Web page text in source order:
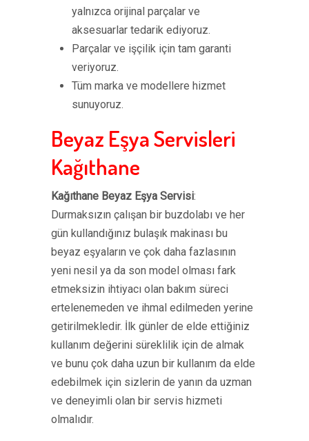
yalnızca orijinal parçalar ve
aksesuarlar tedarik ediyoruz.
Parçalar ve işçilik için tam garanti
veriyoruz.
Tüm marka ve modellere hizmet
sunuyoruz.
Beyaz Eşya Servisleri
Kağıthane
Kağıthane Beyaz Eşya Servisi:
Durmaksızın çalışan bir buzdolabı ve her
gün kullandığınız bulaşık makinası bu
beyaz eşyaların ve çok daha fazlasının
yeni nesil ya da son model olması fark
etmeksizin ihtiyacı olan bakım süreci
ertelenemeden ve ihmal edilmeden yerine
getirilmekledir. İlk günler de elde ettiğiniz
kullanım değerini süreklilik için de almak
ve bunu çok daha uzun bir kullanım da elde
edebilmek için sizlerin de yanın da uzman
ve deneyimli olan bir servis hizmeti
olmalıdır.